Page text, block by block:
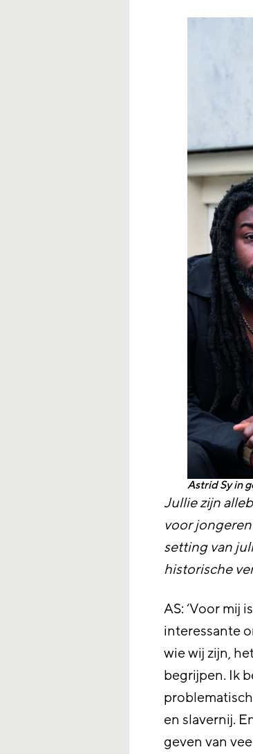
Astrid Sy in
Jullie zijn
voor
setting van
historische
AS: ‘Voor mij
interessante
wie wij zijn,
begrijpen. Ik
en slavernij.
geven van